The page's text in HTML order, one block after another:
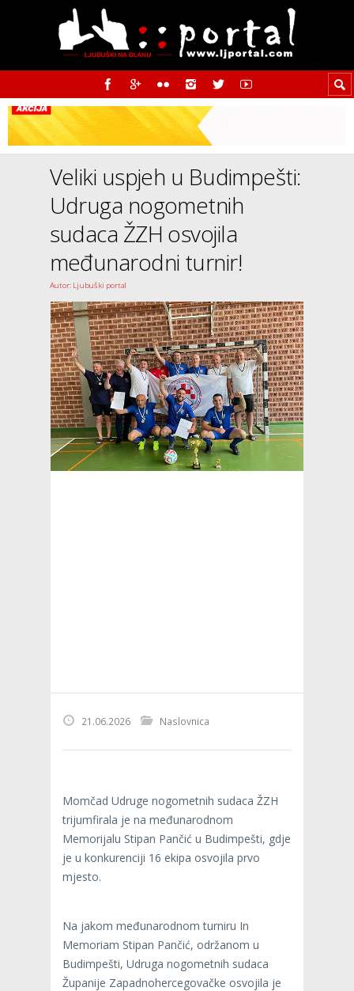
Veliki uspjeh u Budimpešti:
Udruga nogometnih
sudaca ŽZH osvojila
međunarodni turnir!
Autor: Ljubuški portal
21.06.2026 Naslovnica
Momčad Udruge nogometnih sudaca ŽZH
trijumfirala je na međunarodnom
Memorijalu Stipan Pančić u Budimpešti, gdje
je u konkurenciji 16 ekipa osvojila prvo
mjesto.
Na jakom međunarodnom turniru In
Memoriam Stipan Pančić, održanom u
Budimpešti, Udruga nogometnih sudaca
Županije Zapadnohercegovačke osvojila je